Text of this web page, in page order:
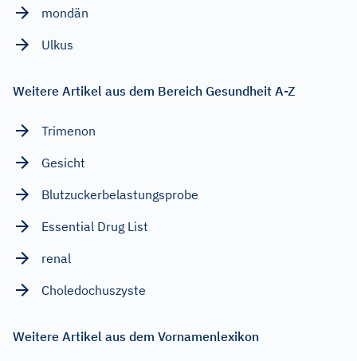
mondän
Ulkus
Weitere Artikel aus dem Bereich Gesundheit A-Z
Trimenon
Gesicht
Blutzuckerbelastungsprobe
Essential Drug List
renal
Choledochuszyste
Weitere Artikel aus dem Vornamenlexikon